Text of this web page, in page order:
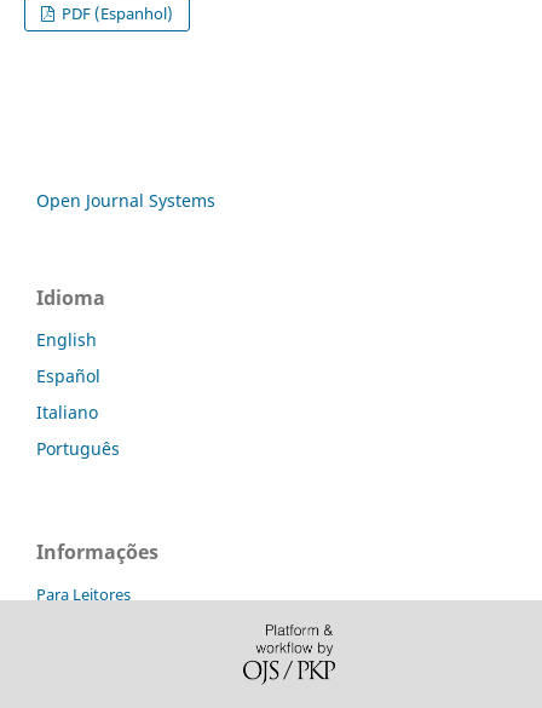
PDF (Espanhol)
Open Journal Systems
Idioma
English
Español
Italiano
Português
Informações
Para Leitores